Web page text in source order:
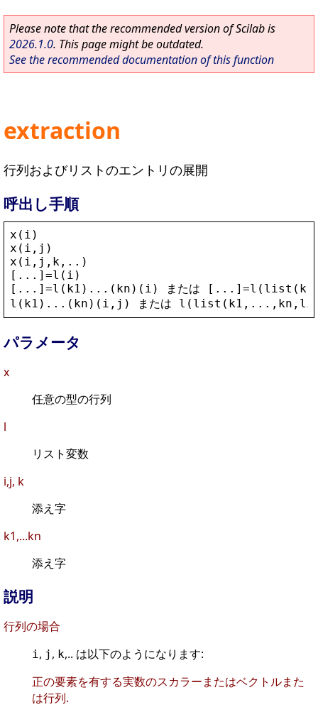
Please note that the recommended version of Scilab is
2026.1.0. This page might be outdated.
See the recommended documentation of this function
extraction
行列およびリストのエントリの展開
呼出し手順
x ( i )
x ( i , j )
x ( i , j , k ,..)
[...]=l ( i )
[...]=l ( k1 )...( kn )( i ) または [...]=l ( list ( k1
l ( k1 )...( kn )( i , j ) または l ( list ( k1 ,..., kn ,
パラメータ
x
任意の型の行列
l
リスト変数
i,j, k
添え字
k1,...kn
添え字
説明
行列の場合
i, j , k,.. は以下のようになります:
正の要素を有する実数のスカラーまたはベクトルまた
は行列.